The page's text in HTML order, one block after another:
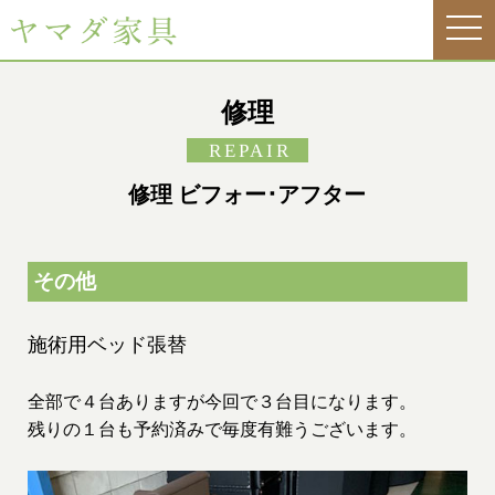
修理
REPAIR
修理 ビフォー･アフター
その他
施術用ベッド張替
全部で４台ありますが今回で３台目になります。
残りの１台も予約済みで毎度有難うございます。